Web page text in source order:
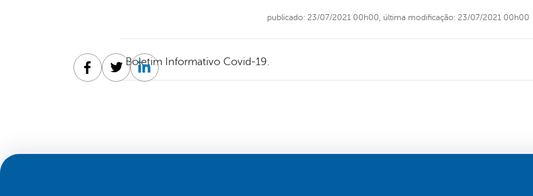
publicado: 23/07/2021 00h00, última modificação: 23/07/2021 00h00
Boletim Informativo Covid-19.
Facebook
TwitterLinkedin